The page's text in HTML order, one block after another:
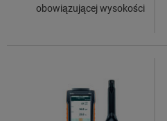
obowiązującej wysokości